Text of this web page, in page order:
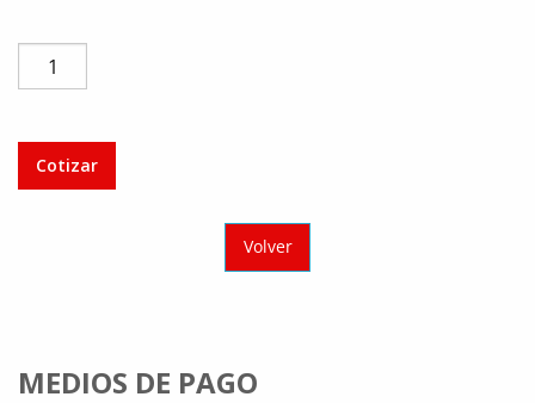
060G5902
cantidad
Cotizar
Volver
MEDIOS DE PAGO